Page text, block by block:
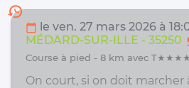
history
calendar_today le ven. 27 mars 2026 à
MÉDARD-SUR-ILLE - 35250
course à pied - 8 km avec
On court, si on doit